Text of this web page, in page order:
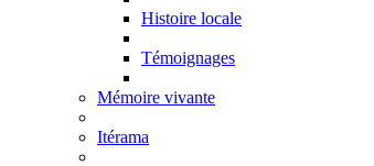
Histoire locale
Témoignages
Mémoire vivante
Itérama